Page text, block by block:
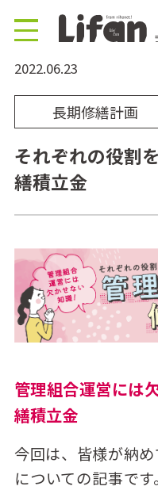
2022.06.23
長期修繕計画
それぞれの役割
繕積立金
管理組合運営には
繕積立金
今回は、皆様が納
についての記事で